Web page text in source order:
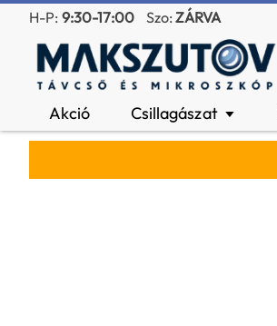
H-P: 9:30-17:00 Szo:ZÁRVA
Akció Csillagászat ▼